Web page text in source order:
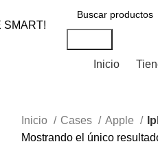
Inicio
Inicio Cases Apple
Mostrando el único